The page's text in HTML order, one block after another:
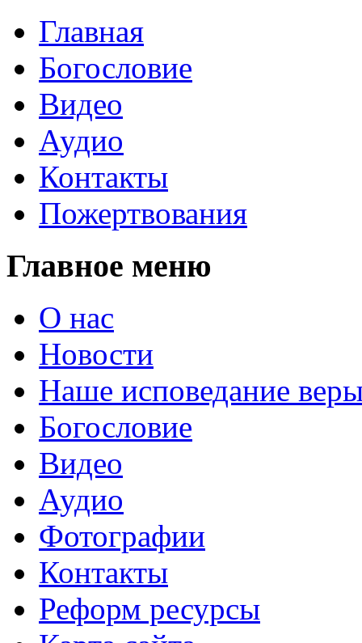
Главная
Богословие
Видео
Аудио
Контакты
Пожертвования
Главное меню
О нас
Новости
Наше исповедание
Богословие
Видео
Аудио
Фотографии
Контакты
Реформ ресурсы